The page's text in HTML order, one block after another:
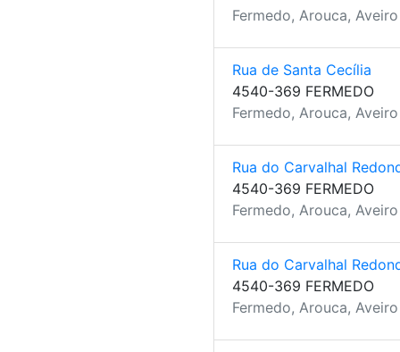
Fermedo, Arouca, Aveiro
Rua de Santa Cecília
4540-369 FERMEDO
Fermedo, Arouca, Aveiro
Rua do Carvalhal
4540-369 FERMEDO
Fermedo, Arouca, Aveiro
Rua do Carvalhal
4540-369 FERMEDO
Fermedo, Arouca, Aveiro